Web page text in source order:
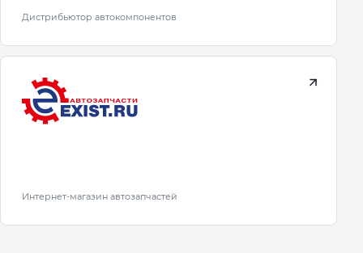
Дистрибьютор автокомпонентов
Интернет-магазин автозапчастей